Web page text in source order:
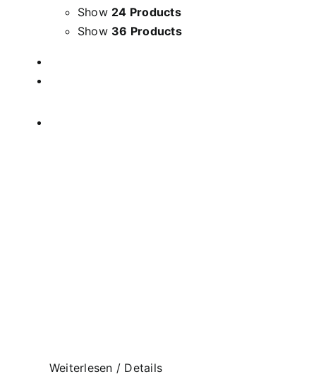
Show 24 Products
Show 36 Products
Weiterlesen / Details